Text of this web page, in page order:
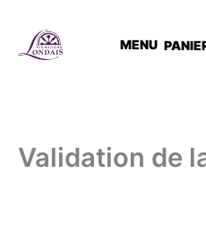
contenu
MENU
Validation de